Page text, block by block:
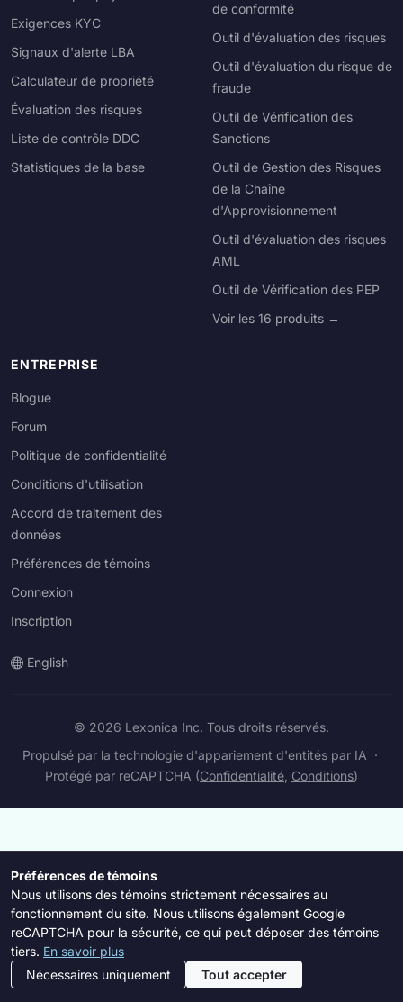
Exigences KYC
Signaux d'alerte LBA
Calculateur de propriété
Évaluation des risques
Liste de contrôle DDC
Statistiques de la base
de conformité
Outil d'évaluation des risques
Outil d'évaluation du risque de
fraude
Outil de Vérification des
Sanctions
Outil de Gestion des Risques
de la Chaîne
d'Approvisionnement
Outil d'évaluation des risques
AML
Outil de Vérification des PEP
Voir les 16 produits →
ENTREPRISE
Blogue
Forum
Politique de confidentialité
Conditions d'utilisation
Accord de traitement des
données
Préférences de témoins
Connexion
Inscription
English
© 2026 Lexonica Inc. Tous droits réservés.
Propulsé par la technologie d'appariement d'entités par IA ·
Protégé par reCAPTCHA (Confidentialité Conditions)
Préférences de témoins
Nous utilisons des témoins strictement nécessaires au
fonctionnement du site. Nous utilisons également Google
reCAPTCHA pour la sécurité, ce qui peut déposer des témoins
tiers. En savoir plus
Nécessaires uniquement
Tout accepter